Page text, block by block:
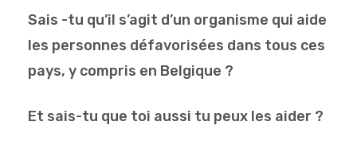
Sais -tu qu’il s’agit d’un organisme qui aide
les personnes défavorisées dans tous ces
pays, y compris en Belgique ?
Et sais-tu que toi aussi tu peux les aider ?